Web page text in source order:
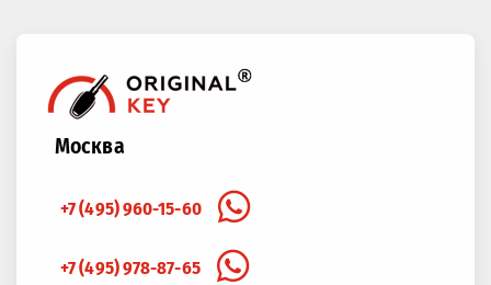
Москва
+7 (495) 960-15-60
+7 (495) 978-87-65